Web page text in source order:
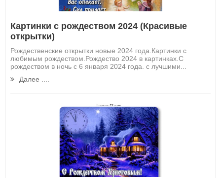
Картинки с рождеством 2024 (Красивые
открытки)
Рождественские открытки новые 2024 года.Картинки с
любимым рождеством.Рождество 2024 в картинках.С
рождеством в ночь с 6 января 2024 года. с лучшими...
Далее ....